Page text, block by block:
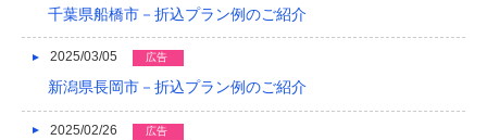
2014/08
千葉県船橋市－折込プラン例のご紹介
2025/03/05 広告
新潟県長岡市－折込プラン例のご紹介
2025/02/26 広告